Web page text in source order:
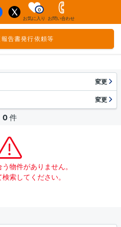
お気に入り
0
お問い合わせ
告書発行依頼等
変更
変更
0 件
物件がありません。
索してください。